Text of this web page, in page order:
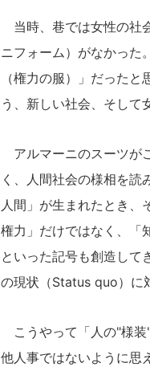
当時、巷では女性の社
ニフォーム）がなかった
（権力の服）」だった
う、新しい社会、そして
アルマーニのスーツが
く、人間社会の様相を
人間」が生まれたとき、
権力」だけではなく、「
といった記号も創造して
の現状（Status quo）に
こうやって「人の"様装
他人事ではないように思